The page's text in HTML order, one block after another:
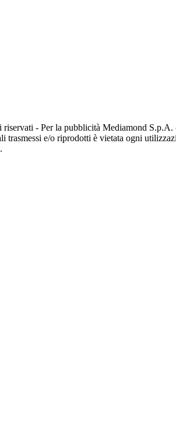
- Per la pubblicità Mediamond
trasmessi e/o riprodotti è vietata ogni